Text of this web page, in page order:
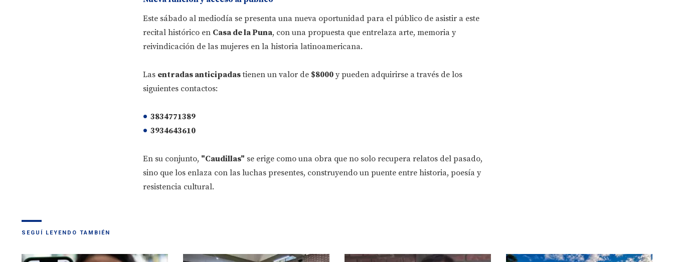
Este sábado al mediodía se presenta una nueva oportunidad para el público de asistir a este
recital histórico en Casa de la Puna, con una propuesta que entrelaza arte, memoria y
reivindicación de las mujeres en la historia latinoamericana.
Las entradas anticipadastienen un valor de $8000y pueden adquirirse a través de los
siguientes contactos:
3834771389
3934643610
En su conjunto, "Caudillas" se erige como una obra que no solo recupera relatos del pasado,
sino que los enlaza con las luchas presentes, construyendo un puente entre historia, poesía y
resistencia cultural.
SEGUÍ LEYENDO TAMBIÉN